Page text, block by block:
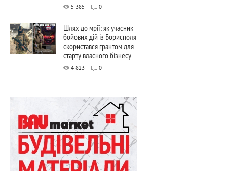
5 385 0
Шлях до мрії: як учасник
бойових дій із Борисполя
скористався грантом для
старту власного бізнесу
4 823 0